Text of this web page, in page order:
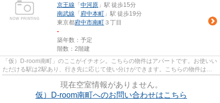
京王線 「 中河原 」駅 徒歩15分
南武線 「 府中本町 」駅 徒歩19分
東京都府中市南町 ３丁目
-
築年数：予定
階数：2階建
「仮）D-room南町」のここがイチオシ。こちらの物件はアパートです。お使いい
ただける駅は2駅あり、行き先に応じて使い分けができます。こちらの物件は自
現在空室情報がありません。
仮）D-room南町へのお問い合わせはこちら